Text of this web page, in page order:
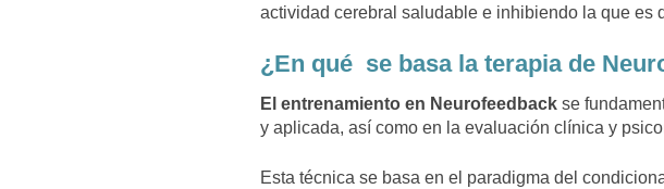
actividad cerebral saludable e inhibiendo la que es
¿En qué se basa la terapia de
El entrenamiento en Neurofeedback se
y aplicada, así como en la evaluación clínica y
Esta técnica se basa en el paradigma del